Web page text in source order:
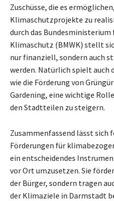
Zuschüsse, die es
Klimaschutzprojekte zu
durch das Bundesministerium
Klimaschutz (BMWK) stellt
nur finanziell, sondern auch
werden. Natürlich spielt auch
wie die Förderung von
Gardening, eine wichtige
den Stadtteilen zu steigern.
Zusammenfassend lässt sich
Förderungen für
ein entscheidendes
vor Ort umzusetzen. Sie
der Bürger, sondern tragen
der Klimaziele in Darmstadt